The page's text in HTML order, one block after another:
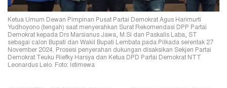
Ketua Umum Dewan Pimpinan Pusat Partai Demokrat Agus Harimurti
Yudhoyono (tengah) saat menyerahkan Surat Rekomendasi DPP Partai
Demokrat kepada Drs Marsianus Jawa, M.Si dan Paskalis Laba, ST
sebagai calon Bupati dan Wakil Bupati Lembata pada Pilkada serentak 27
November 2024. Prosesi penyerahan dukungan disaksikan Sekjen Partai
Demokrat Teuku Riefky Harsya dan Ketua DPD Partai Demokrat NTT
Leonardus Lelo. Foto: Istimewa